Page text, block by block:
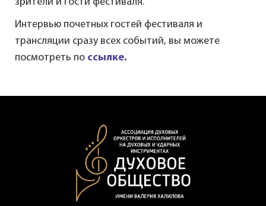
Интервью почетных гостей фестиваля и
трансляции сразу всех событий, вы можете
посмотреть по ссылке.